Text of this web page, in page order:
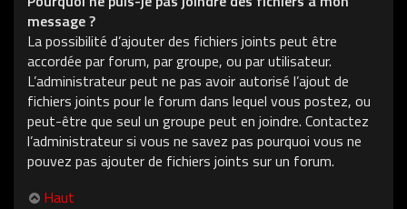
message ?
La possibilité d’ajouter des fichiers joints peut être
accordée par forum, par groupe, ou par utilisateur.
L’administrateur peut ne pas avoir autorisé l’ajout de
fichiers joints pour le forum dans lequel vous postez, ou
peut-être que seul un groupe peut en joindre. Contactez
l’administrateur si vous ne savez pas pourquoi vous ne
pouvez pas ajouter de fichiers joints sur un forum.
Haut